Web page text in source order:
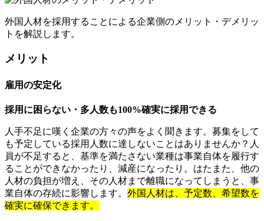
外国人材を採用することによる企業側のメリット・デメリッ
トを解説します。
メリット
雇用の安定化
採用に困らない・多人数も100%確実に採用できる
人手不足に嘆く企業の方々の声をよく聞きます。募集をして
も予定している採用人数に達しないことはありませんか？人
員が不足すると、基準を満たさない業種は事業自体を履行す
ることができなかったり、減産になったり。はたまた、他の
人材の負担が増え、その人材まで離職になってしまうと、事
業自体の存続に影響します。 外国人材は、予定数、希望数を
確実に確保できます。